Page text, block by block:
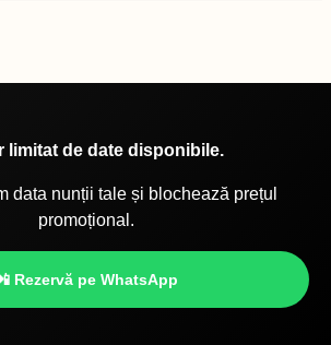
limitat de date disponibile.
data nunții tale și blochează prețul
promoțional.
Rezervă pe WhatsApp